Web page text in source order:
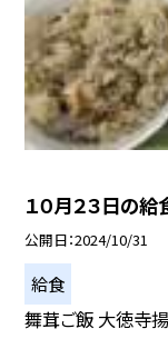
１０月２３日の給
公開日 2024/10/31
給食
舞茸ご飯 大徳寺